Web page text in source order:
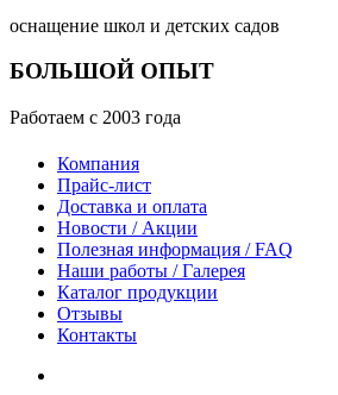
оснащение школ и детских садов
БОЛЬШОЙ ОПЫТ
Работаем с 2003 года
Компания
Прайс-лист
Доставка и оплата
Новости / Акции
Полезная информация / FAQ
Наши работы / Галерея
Каталог продукции
Отзывы
Контакты